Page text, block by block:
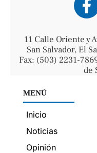
11 Calle Oriente y
San Salvador, El
Fax: (503) 2231-
de
MENÚ
Inicio
Noticias
Opinión